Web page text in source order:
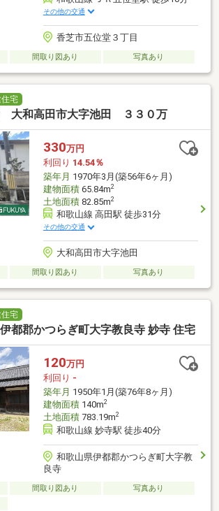
その他の交通
香芝市五位堂３丁目
間取り図あり 写真あり
宅
大和高田市大字池田 ３３０万
330万円
利回り 14.54％
築年月 1970年3月(築56年6ヶ月)
建物面積65.84m2
土地面積82.85m2
和歌山線 高田駅 徒歩31分
その他の交通
大和高田市大字池田
間取り図あり 写真あり
宅
都郡かつらぎ町大字教良寺 妙寺 住宅
120万円
利回り -
築年月 1950年1月(築76年8ヶ月)
建物面積140m2
土地面積783.19m2
和歌山線 妙寺駅 徒歩40分
和歌山県伊都郡かつらぎ町大字教
良寺
間取り図あり
写真あり